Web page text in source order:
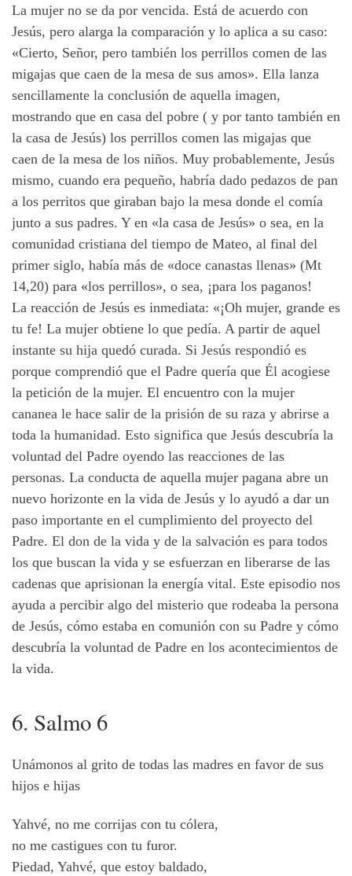
La mujer no se da por vencida. Está de acuerdo con
Jesús, pero alarga la comparación y lo aplica a su caso:
«Cierto, Señor, pero también los perrillos comen de las
migajas que caen de la mesa de sus amos». Ella lanza
sencillamente la conclusión de aquella imagen,
mostrando que en casa del pobre ( y por tanto también en
la casa de Jesús) los perrillos comen las migajas que
caen de la mesa de los niños. Muy probablemente, Jesús
mismo, cuando era pequeño, habría dado pedazos de pan
a los perritos que giraban bajo la mesa donde el comía
junto a sus padres. Y en «la casa de Jesús» o sea, en la
comunidad cristiana del tiempo de Mateo, al final del
primer siglo, había más de «doce canastas llenas» (Mt
14,20) para «los perrillos», o sea, ¡para los paganos!
La reacción de Jesús es inmediata: «¡Oh mujer, grande es
tu fe! La mujer obtiene lo que pedía. A partir de aquel
instante su hija quedó curada. Si Jesús respondió es
porque comprendió que el Padre quería que Él acogiese
la petición de la mujer. El encuentro con la mujer
cananea le hace salir de la prisión de su raza y abrirse a
toda la humanidad. Esto significa que Jesús descubría la
voluntad del Padre oyendo las reacciones de las
personas. La conducta de aquella mujer pagana abre un
nuevo horizonte en la vida de Jesús y lo ayudó a dar un
paso importante en el cumplimiento del proyecto del
Padre. El don de la vida y de la salvación es para todos
los que buscan la vida y se esfuerzan en liberarse de las
cadenas que aprisionan la energía vital. Este episodio nos
ayuda a percibir algo del misterio que rodeaba la persona
de Jesús, cómo estaba en comunión con su Padre y cómo
descubría la voluntad de Padre en los acontecimientos de
la vida.
6. Salmo 6
Unámonos al grito de todas las madres en favor de sus
hijos e hijas
Yahvé, no me corrijas con tu cólera,
no me castigues con tu furor.
Piedad, Yahvé, que estoy baldado,